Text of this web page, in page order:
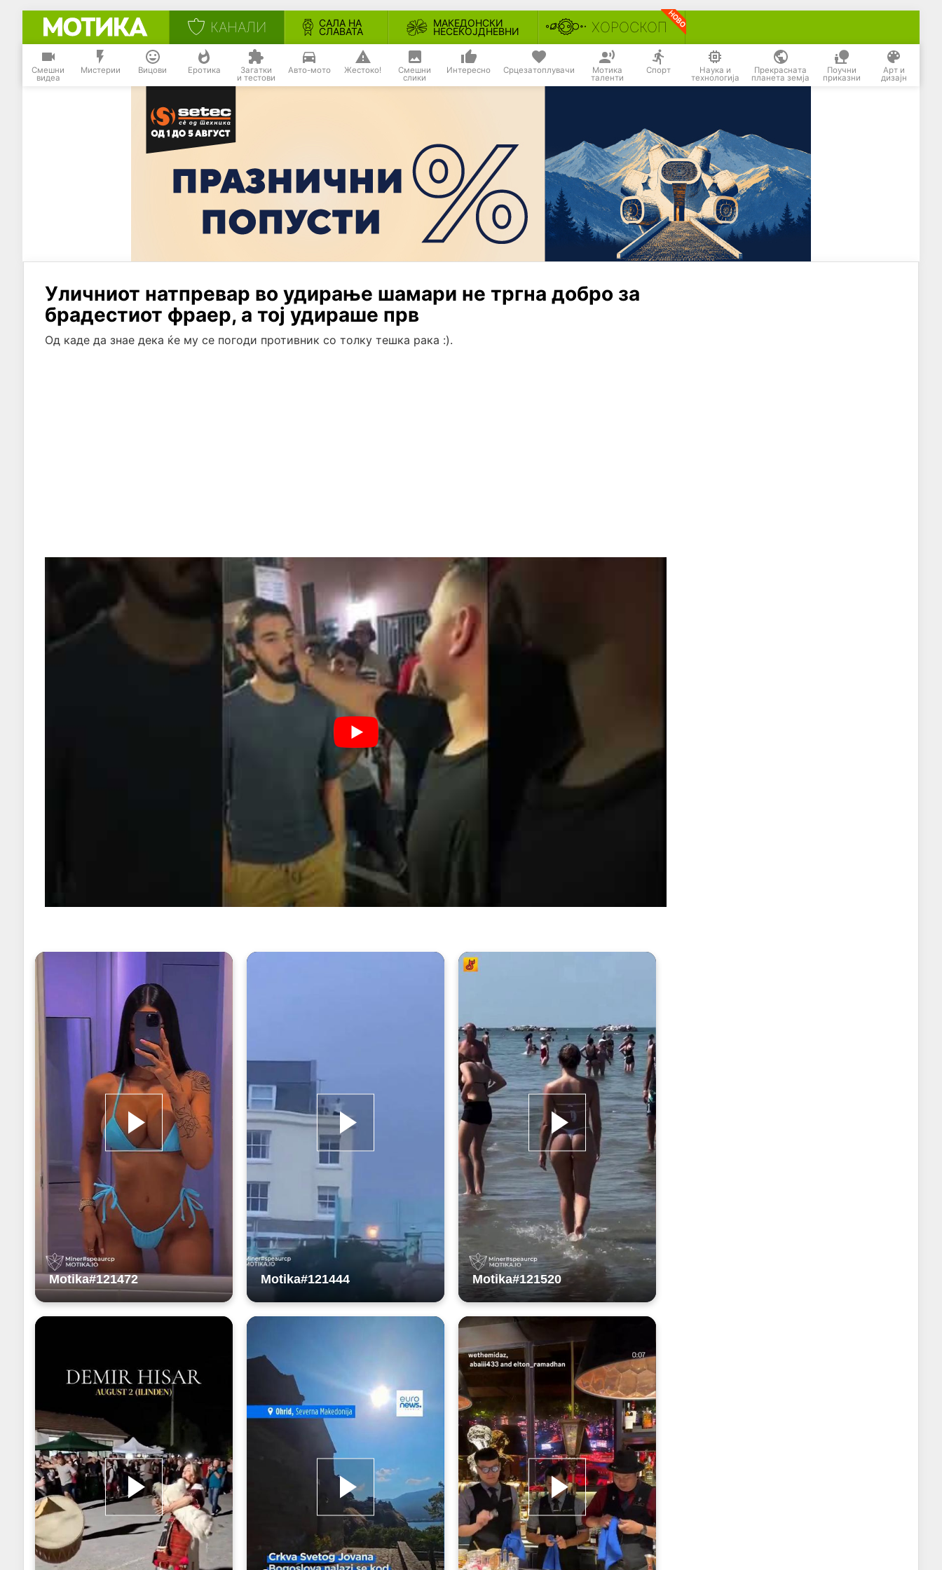
КАНАЛИ САЛА НА
СЛАВАТА
МАКЕДОНСКИ
НЕСЕКОЈДНЕВНИ ХОРОСКОП
Смешни
видеа
Мистерии Вицови Еротика Загатки
и тестови
Авто-мото Жестоко! Смешни
слики
Интересно Срцезатоплувачи Мотика
таленти
Спорт Наука и
технологија
Прекрасната
планета земја
Поучни
приказни
Арт и
дизајн
Уличниот натпревар во удирање шамари не тргна добро за
брадестиот фраер, а тој удираше прв
Од каде да знае дека ќе му се погоди противник со толку тешка рака :).